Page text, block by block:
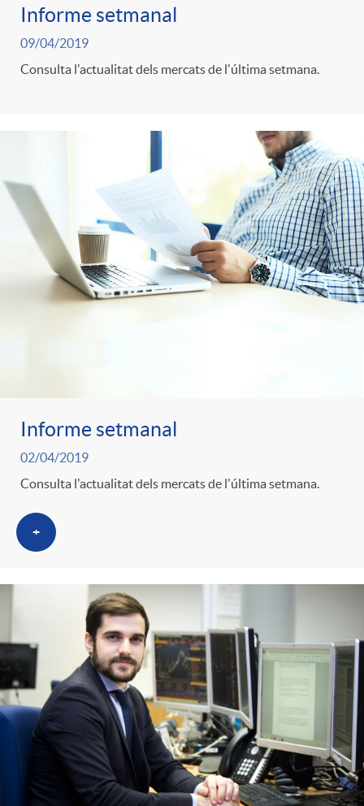
Informe setmanal
09/04/2019
Consulta l'actualitat dels mercats de l'última setmana.
Informe setmanal
02/04/2019
Consulta l'actualitat dels mercats de l'última setmana.
+